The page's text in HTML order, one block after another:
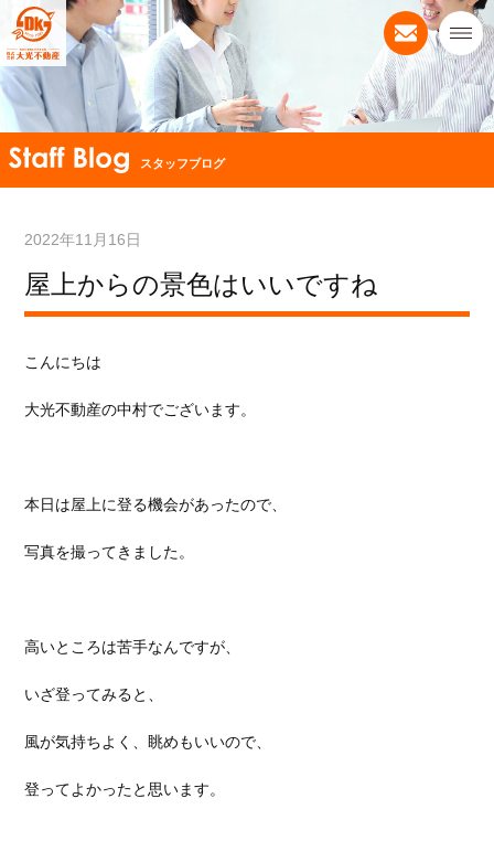
スタッフブログ
2022年11月16日
屋上からの景色はいいですね
こんにちは
大光不動産の中村でございます。
本日は屋上に登る機会があったので、
写真を撮ってきました。
高いところは苦手なんですが、
いざ登ってみると、
風が気持ちよく、眺めもいいので、
登ってよかったと思います。